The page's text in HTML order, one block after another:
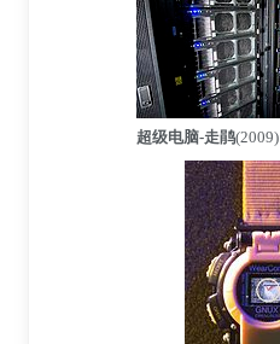
超级电脑-走鹃(2009)